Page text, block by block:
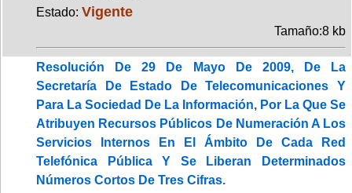
Estado: Vigente
Tamaño:8 kb
Resolución De 29 De Mayo De 2009, De La
Secretaría De Estado De Telecomunicaciones Y
Para La Sociedad De La Información, Por La Que Se
Atribuyen Recursos Públicos De Numeración A Los
Servicios Internos En El Ámbito De Cada Red
Telefónica Pública Y Se Liberan Determinados
Números Cortos De Tres Cifras.